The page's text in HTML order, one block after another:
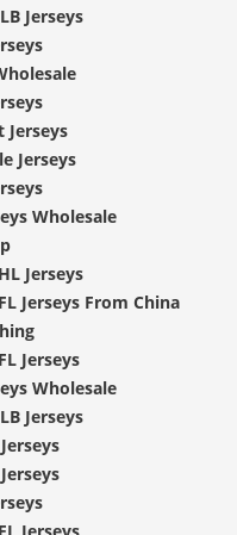
Jerseys
Jerseys
Jerseys
Wholesale
Jerseys
Jerseys From China
Jerseys
Wholesale
Jerseys